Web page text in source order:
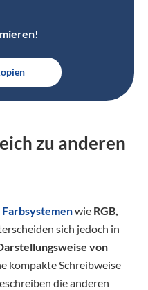
zu anderen
Farbsystemenwie RGB,
sich jedoch in
von
kompakte Schreibweise
die anderen